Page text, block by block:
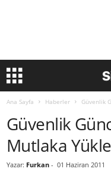
Ana Sayfa Haberler Güvenlik
Güvenlik
Mutlaka
Yazar: Furkan - 01 Haziran 2011